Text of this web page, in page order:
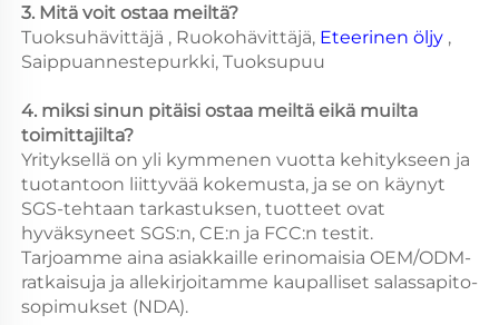
3. Mitä voit ostaa meiltä?
Tuoksuhävittäjä , Ruokohävittäjä, Eteerinen öljy ,
Saippuannestepurkki, Tuoksupuu
4. miksi sinun pitäisi ostaa meiltä eikä muilta
toimittajilta?
Yrityksellä on yli kymmenen vuotta kehitykseen ja
tuotantoon liittyvää kokemusta, ja se on käynyt
SGS-tehtaan tarkastuksen, tuotteet ovat
hyväksyneet SGS:n, CE:n ja FCC:n testit.
Tarjoamme aina asiakkaille erinomaisia OEM/ODM-
ratkaisuja ja allekirjoitamme kaupalliset salassapito-
sopimukset (NDA).